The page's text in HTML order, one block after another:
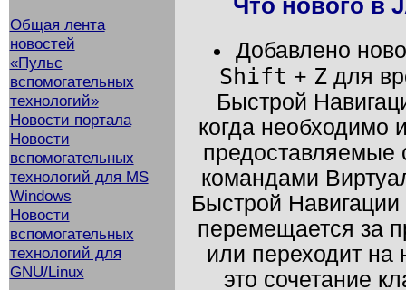
Общая лента
новостей
«Пульс
вспомогательных
технологий»
Новости портала
Новости
вспомогательных
технологий для MS
Windows
Новости
вспомогательных
технологий для
GNU/Linux
Добавлено
Shift + Zдля
Быстрой
когда необходимо
предоставляемые
командами
Быстрой Навигации
перемещается за
или переходит на
это сочетание